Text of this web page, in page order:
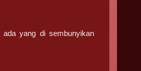
yang di sembunyikan